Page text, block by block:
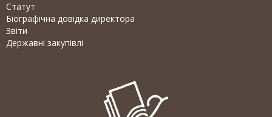
Статут
Біографічна довідка директора
Звіти
Державні закупівлі